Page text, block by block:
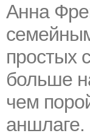
Анна
простых
больше
чем
аншлаге.